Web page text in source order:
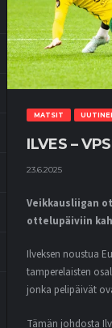
MATSIT
ILVES –
23.6.2025
Veikkausliigan
ottelupäiviin
Ilveksen noustua
tamperelaisten
jonka pelipäivät
Tämän johdosta